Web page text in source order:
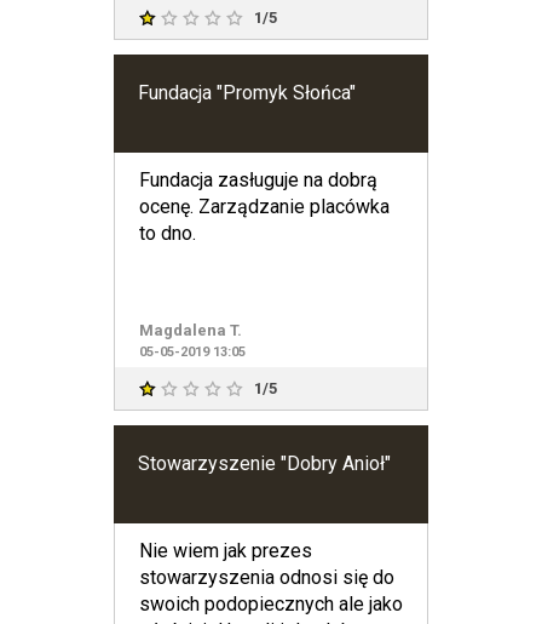
1/5
Fundacja "Promyk Słońca"
Fundacja zasługuje na dobrą
ocenę. Zarządzanie placówka
to dno.
Magdalena T.
05-05-2019 13:05
1/5
Stowarzyszenie "Dobry Anioł"
Nie wiem jak prezes
stowarzyszenia odnosi się do
swoich podopiecznych ale jako